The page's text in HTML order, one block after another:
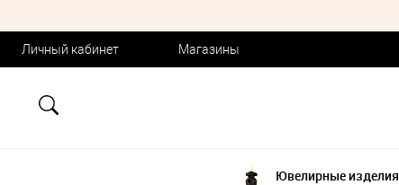
Личный кабинет Магазины
Ювелирные изделия